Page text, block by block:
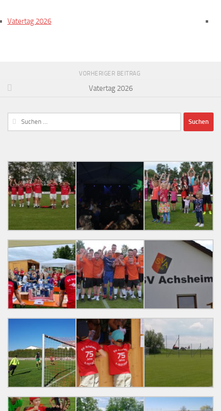
Vatertag 2026
VORHERIGER BEITRAG
Vatertag 2026
Suchen
nach: